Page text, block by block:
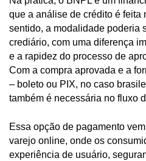
que a análise de crédito é feita
sentido, a modalidade poderia
crediário, com uma diferença
e a rapidez do processo de
Com a compra aprovada e a
– boleto ou PIX, no caso
também é necessária no fluxo
Essa opção de pagamento
varejo online, onde os
experiência de usuário,